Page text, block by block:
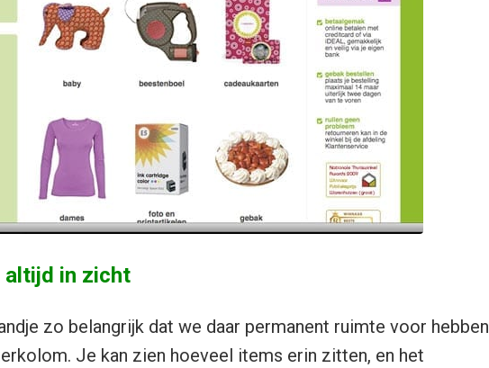
altijd in zicht
zo belangrijk dat we daar permanent ruimte voor hebben
Je kan zien hoeveel items erin zitten, en het